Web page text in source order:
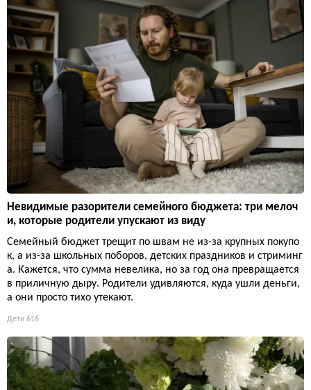
Невидимые разорители семейного бюджета: три мелоч
и, которые родители упускают из виду
Семейный бюджет трещит по швам не из-за крупных покупо
к, а из-за школьных поборов, детских праздников и стриминг
а. Кажется, что сумма невелика, но за год она превращается
в приличную дыру. Родители удивляются, куда ушли деньги,
а они просто тихо утекают.
Дети 616